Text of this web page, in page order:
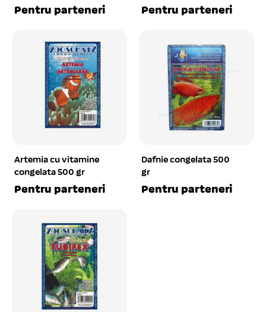
Pentru parteneri Pentru parteneri
Artemia cu vitamine
congelata 500 gr
Pentru parteneri
Dafnie congelata 500
gr
Pentru parteneri